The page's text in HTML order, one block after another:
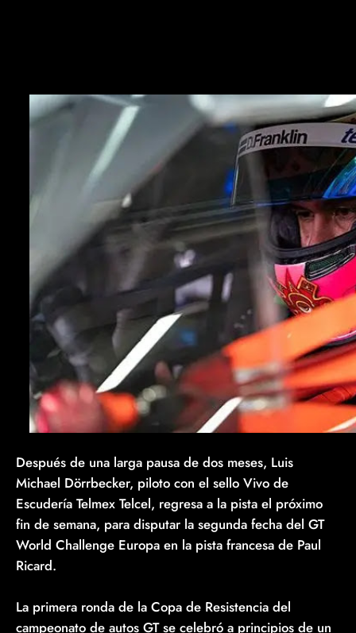
Después de una larga pausa de dos meses, Luis
Michael Dörrbecker, piloto con el sello Vivo de
Escudería Telmex Telcel, regresa a la pista el próximo
fin de semana, para disputar la segunda fecha del GT
World Challenge Europa en la pista francesa de Paul
Ricard.
La primera ronda de la Copa de Resistencia del
campeonato de autos GT se celebró a principios de un